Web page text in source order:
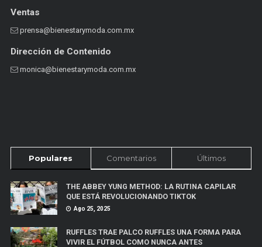
Ventas
prensa@bienestarymoda.com.mx
Dirección de Contenido
monica@bienestarymoda.com.mx
Populares Comentarios Últimos
THE ABBEY YUNG METHOD: LA RUTINA CAPILAR
QUE ESTÁ REVOLUCIONANDO TIKTOK
Ago 25, 2025
RUFFLES TRAE PALCO RUFFLES UNA FORMA PARA
VIVIR EL FÚTBOL COMO NUNCA ANTES